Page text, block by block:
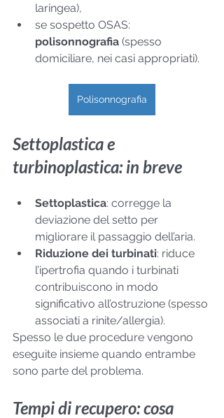
laringea),
se sospetto OSAS:
polisonnografia (spesso
domiciliare, nei casi appropriati).
Polisonnografia
Settoplastica e
turbinoplastica: in breve
Settoplastica: corregge la
deviazione del setto per
migliorare il passaggio dell’aria.
Riduzione dei turbinati: riduce
l’ipertrofia quando i turbinati
contribuiscono in modo
significativo all’ostruzione (spesso
associati a rinite/allergia).
Spesso le due procedure vengono
eseguite insieme quando entrambe
sono parte del problema.
Tempi di recupero: cosa